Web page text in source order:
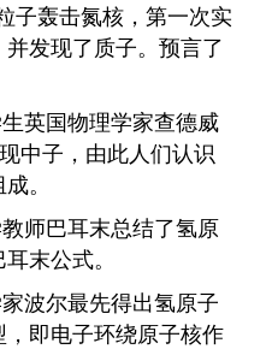
子轰击氮核，第一次实
发现了质子。预言了
英国物理学家查德威
中子，由此人们认识
。
师巴耳末总结了氢原
末公式。
波尔最先得出氢原子
即电子环绕原子核作